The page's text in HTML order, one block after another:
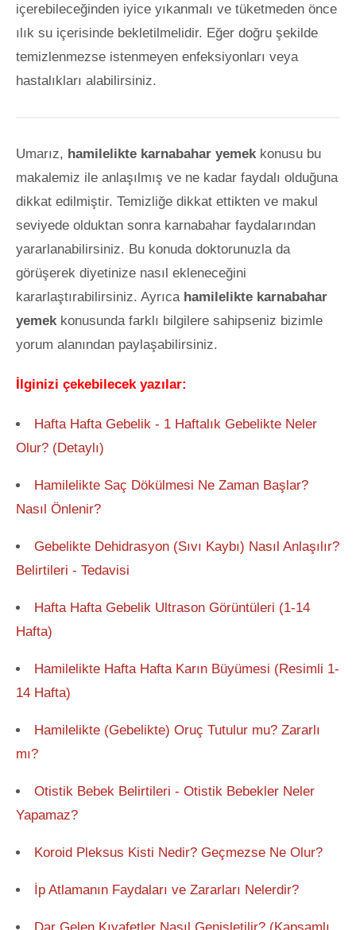
içerebileceğinden iyice yıkanmalı ve tüketmeden önce
ılık su içerisinde bekletilmelidir. Eğer doğru şekilde
temizlenmezse istenmeyen enfeksiyonları veya
hastalıkları alabilirsiniz.
Umarız, hamilelikte karnabahar yemek konusu bu
makalemiz ile anlaşılmış ve ne kadar faydalı olduğuna
dikkat edilmiştir. Temizliğe dikkat ettikten ve makul
seviyede olduktan sonra karnabahar faydalarından
yararlanabilirsiniz. Bu konuda doktorunuzla da
görüşerek diyetinize nasıl ekleneceğini
kararlaştırabilirsiniz. Ayrıca hamilelikte karnabahar
yemek konusunda farklı bilgilere sahipseniz bizimle
yorum alanından paylaşabilirsiniz.
İlginizi çekebilecek yazılar:
Hafta Hafta Gebelik - 1 Haftalık Gebelikte Neler
Olur? (Detaylı)
Hamilelikte Saç Dökülmesi Ne Zaman Başlar?
Nasıl Önlenir?
Gebelikte Dehidrasyon (Sıvı Kaybı) Nasıl Anlaşılır?
Belirtileri - Tedavisi
Hafta Hafta Gebelik Ultrason Görüntüleri (1-14
Hafta)
Hamilelikte Hafta Hafta Karın Büyümesi (Resimli 1-
14 Hafta)
Hamilelikte (Gebelikte) Oruç Tutulur mu? Zararlı
mı?
Otistik Bebek Belirtileri - Otistik Bebekler Neler
Yapamaz?
Koroid Pleksus Kisti Nedir? Geçmezse Ne Olur?
İp Atlamanın Faydaları ve Zararları Nelerdir?
Dar Gelen Kıyafetler Nasıl Genişletilir? (Kapsamlı